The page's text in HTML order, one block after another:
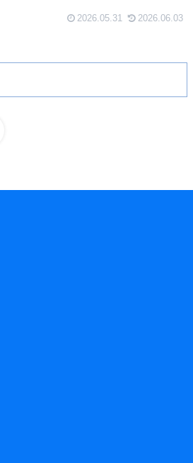
2026.05.31 2026.06.03